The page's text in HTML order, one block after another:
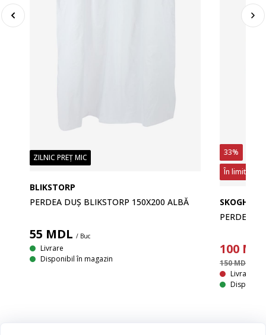
ZILNIC PREȚ MIC
BLIKSTORP
PERDEA DUȘ BLIKSTORP 150X200 ALBĂ
55 MDL / Buc
Livrare
Disponibil în magazin
33%
În limita
SKOGHALL
PERDEA
100
150 MDL
Livrare
Disponibil